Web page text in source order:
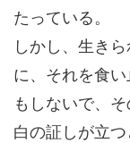
たっている。
しかし、生き
に、それを食
もしないで、
白の証しが立